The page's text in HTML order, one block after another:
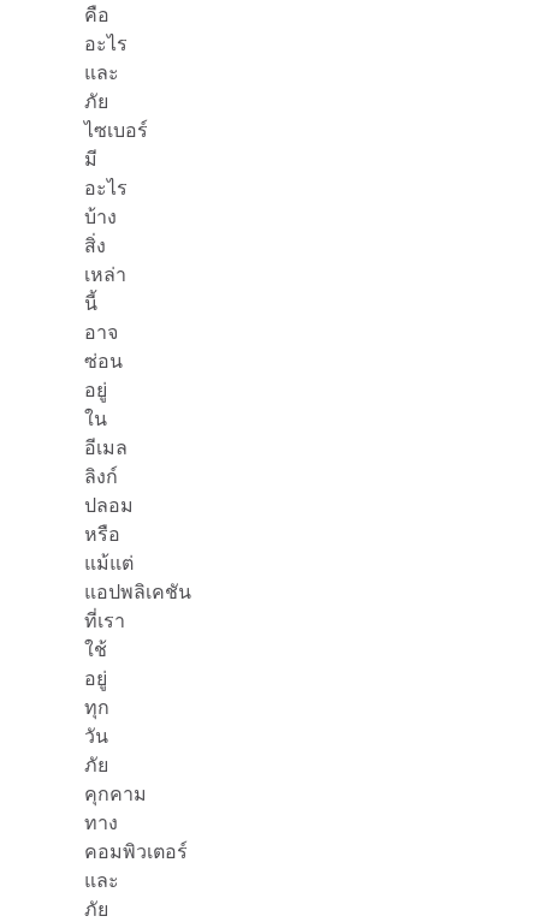
คือ
อะไร
และ
ภัย
ไซเบอร์
มี
อะไร
บ้าง
สิ่ง
เหล่า
นี้
อาจ
ซ่อน
อยู่
ใน
อีเมล
ลิงก์
ปลอม
หรือ
แม้แต่
แอปพลิเคชัน
ที่เรา
ใช้
อยู่
ทุก
วัน
ภัย
คุกคาม
ทาง
คอมพิวเตอร์
และ
ภัย